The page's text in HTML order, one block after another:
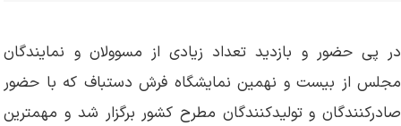
در پی حضور و بازدید تعداد زیادی از مسوولان و نمایندگان
مجلس از بیست و نهمین نمایشگاه فرش دستباف که با حضور
صادرکنندگان و تولیدکنندگان مطرح کشور برگزار شد و مهمترین